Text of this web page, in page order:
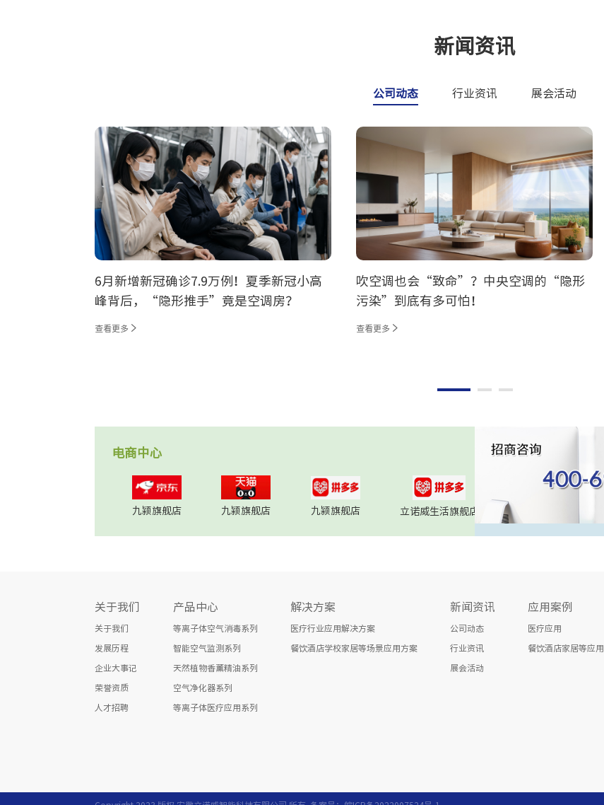
新闻资讯
公司动态 行业资讯 展会活动
6月新增新冠确诊7.9万例！夏季新冠小高
峰背后，“隐形推手”竟是空调房？
查看更多
吹空调也会“致命”？中央空调的“隐形
污染”到底有多可怕！
查看更多
电商中心
九颍旗舰店 九颍旗舰店 九颍旗舰店 立诺威生活旗舰店
关于我们
关于我们
发展历程
企业大事记
荣誉资质
人才招聘
产品中心
等离子体空气消毒系列
智能空气监测系列
天然植物香薰精油系列
空气净化器系列
等离子体医疗应用系列
解决方案
医疗行业应用解决方案
餐饮酒店学校家居等场景应用方案
新闻资讯
公司动态
行业资讯
展会活动
应用案例
医疗应用
餐饮酒店家居等应用